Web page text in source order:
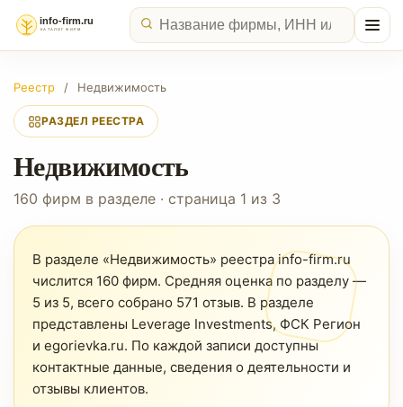
Реестр / Недвижимость
РАЗДЕЛ РЕЕСТРА
Недвижимость
160 фирм в разделе · страница 1 из 3
В разделе «Недвижимость» реестра info-firm.ru
числится 160 фирм. Средняя оценка по разделу —
5 из 5, всего собрано 571 отзыв. В разделе
представлены Leverage Investments, ФСК Регион
и egorievka.ru. По каждой записи доступны
контактные данные, сведения о деятельности и
отзывы клиентов.